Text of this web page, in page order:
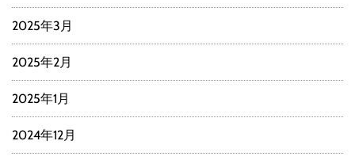
2025年3月
2025年2月
2025年1月
2024年12月